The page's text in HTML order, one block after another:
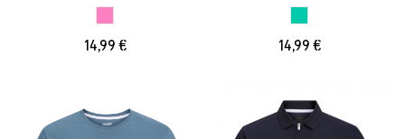
14,99 € 14,99 €